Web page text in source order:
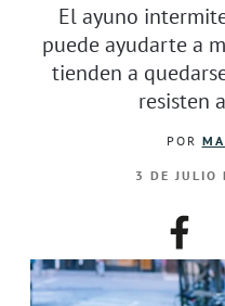
El ayuno
puede ayudarte a
tienden a
resisten
POR
3 DE